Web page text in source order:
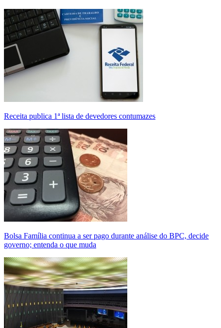
Receita publica 1ª lista de devedores contumazes
Bolsa Família continua a ser pago durante análise do BPC, decide
governo; entenda o que muda